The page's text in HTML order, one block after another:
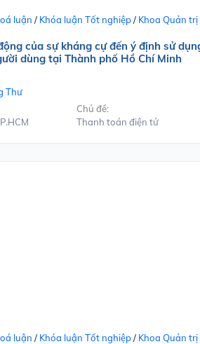
luận / Khóa luận Tốt nghiệp/ Khoa Quản trị
của sự kháng cự đến ý định sử
dùng tại Thành phố Hồ Chí Minh
Thư
Chủ đề:
Thanh toán điện tử
luận / Khóa luận Tốt nghiệp/ Khoa Quản trị